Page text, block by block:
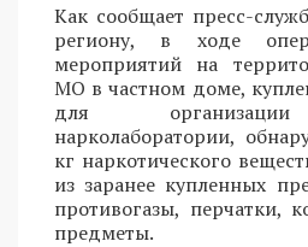
Как сообщает пресс-
региону, в ходе
мероприятий на
МО в частном доме,
для
нарколаборатории,
кг наркотического
из заранее купленных
противогазы, перчатки,
предметы.